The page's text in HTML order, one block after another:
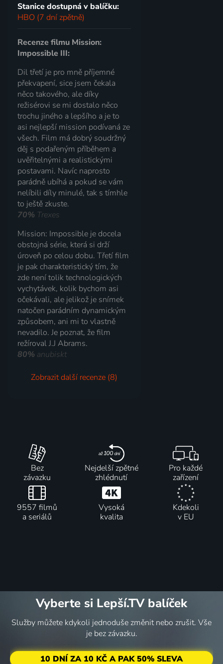
Stanice dostupná v balíčku:
HBO (7 dní zpětně)
Recenze filmu Mission:
Impossible III:
Dil třetí je pro mně příjemné
překvapení, sice jsem čekala
něco takového, ale díky
režisérovi se mi dostalo něco
trochu jiného a lepšího a je to
asi nejlepší mission podívaná ze
všech. Film má dobrý soudržný
děj s podařeným příběhem a
uvěřitelnými a realistickými
postavami. Navíc naprosto
parádně ubíhá a pokud se vám
nelíbili díly minulé, tak s tímhle
to ještě zkuste.
70% Trexes
Mission: Impossible je docela
obstojná série, která si drží
úroveň po celou dobu. Třetí film
je pak charakteristický tím, že
zde není tolik technologických
vychytávek, kolik bychom asi
očekávali, ale jelikož je snímek
natočen parádním dynamickým
způsobem, ani mi to vlastně
nevadilo. Je poznat, že film
režíroval J.J Abrams.
80% anubiskt
Zobrazit další recenze (8)
Bez
závazku
Nejdelší zpětné
zhlédnutí
Pro každé
zařízení
9557 filmů
a seriálů
Vysoká
kvalita
Kdekoli
v EU
Vyberte si Lepší.TV balíček
Služby můžete kdykoli jednoduše změnit nebo zrušit. Vše
je bez závazku.
10 DNÍ ZA 10 KČ A PAK 50% SLEVA